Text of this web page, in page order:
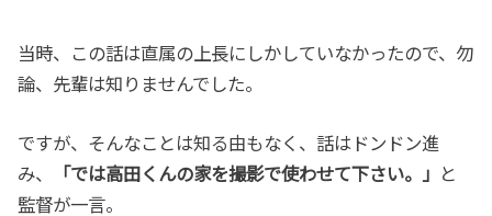
当時、この話は直属の上長にしかしていなかったので、勿
論、先輩は知りませんでした。
ですが、そんなことは知る由もなく、話はドンドン進
み、
「では高田くんの家を撮影で使わせて下さい。」 と
監督が一言。